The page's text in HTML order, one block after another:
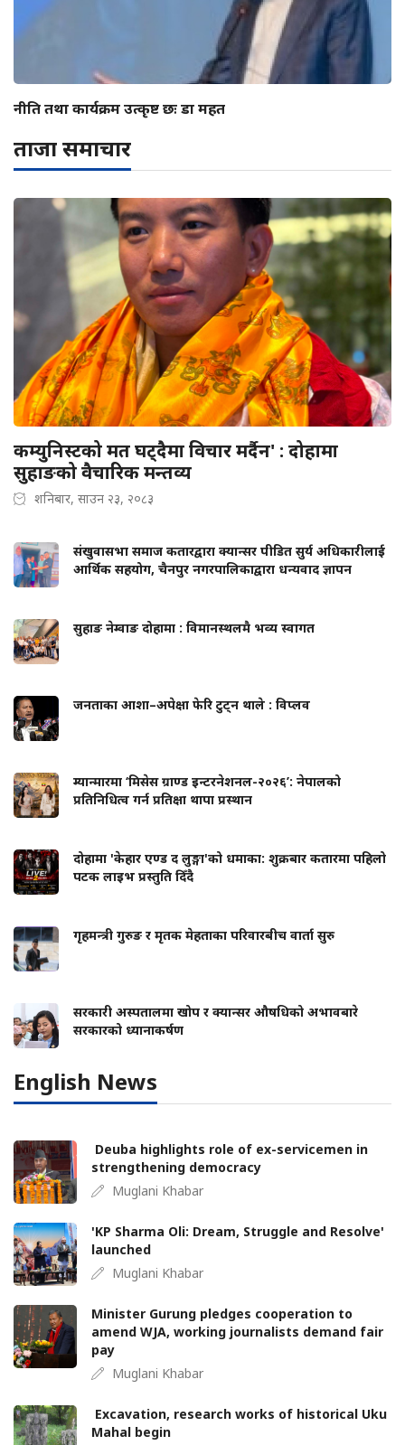
नीति तथा कार्यक्रम उत्कृष्ट छः डा महत
ताजा समाचार
कम्युनिस्टको मत घट्दैमा विचार मर्दैन' : दोहामा
सुहाङको वैचारिक मन्तव्य
शनिबार, साउन २३, २०८३
संखुवासभा समाज कतारद्वारा क्यान्सर पीडित सुर्य अधिकारीलाई
आर्थिक सहयोग, चैनपुर नगरपालिकाद्वारा धन्यवाद ज्ञापन
सुहाङ नेम्वाङ दोहामा : विमानस्थलमै भव्य स्वागत
जनताका आशा–अपेक्षा फेरि टुट्न थाले : विप्लव
म्यान्मारमा ‘मिसेस ग्राण्ड इन्टरनेशनल-२०२६’: नेपालको
प्रतिनिधित्व गर्न प्रतिक्षा थापा प्रस्थान
दोहामा 'केहार एण्ड द लुङ्गा'को धमाका: शुक्रबार कतारमा पहिलो
पटक लाइभ प्रस्तुति दिँदै
गृहमन्त्री गुरुङ र मृतक मेहताका परिवारबीच वार्ता सुरु
सरकारी अस्पतालमा खोप र क्यान्सर औषधिको अभावबारे
सरकारको ध्यानाकर्षण
English News
Deuba highlights role of ex-servicemen in
strengthening democracy
Muglani Khabar
'KP Sharma Oli: Dream, Struggle and Resolve'
launched
Muglani Khabar
Minister Gurung pledges cooperation to
amend WJA, working journalists demand fair
pay
Muglani Khabar
Excavation, research works of historical Uku
Mahal begin